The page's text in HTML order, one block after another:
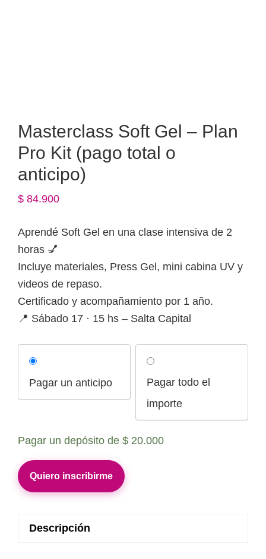
Masterclass Soft Gel – Plan
Pro Kit (pago total o
anticipo)
$ 84.900
Aprendé Soft Gel en una clase intensiva de 2
horas 💅
Incluye materiales, Press Gel, mini cabina UV y
videos de repaso.
Certificado y acompañamiento por 1 año.
📍 Sábado 17 · 15 hs – Salta Capital
your
payment
option
Pagar un anticipo
Pagar todo el
importe
Pagar un depósito de $ 20.000
Masterclass
Soft
Quiero inscribirme
Descripción